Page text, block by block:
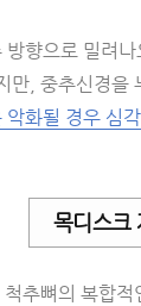
향으로 밀려나
만, 중추신경을
화될 경우 심
목디스크
추뼈의 복합적